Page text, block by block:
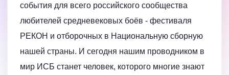
события для всего российского сообщества
любителей средневековых боёв - фестиваля
РЕКОН и отборочных в Национальную сборную
нашей страны. И сегодня нашим проводником в
мир ИСБ станет человек, которого многие знают